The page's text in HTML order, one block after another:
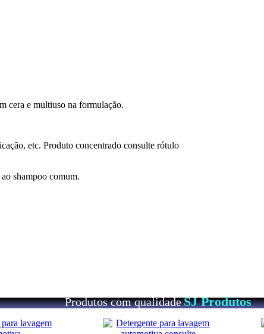
cera e multiuso na formulação.
etc. Produto concentrado consulte rótulo
shampoo comum.
Produtos com qualidadeSJ Produtos